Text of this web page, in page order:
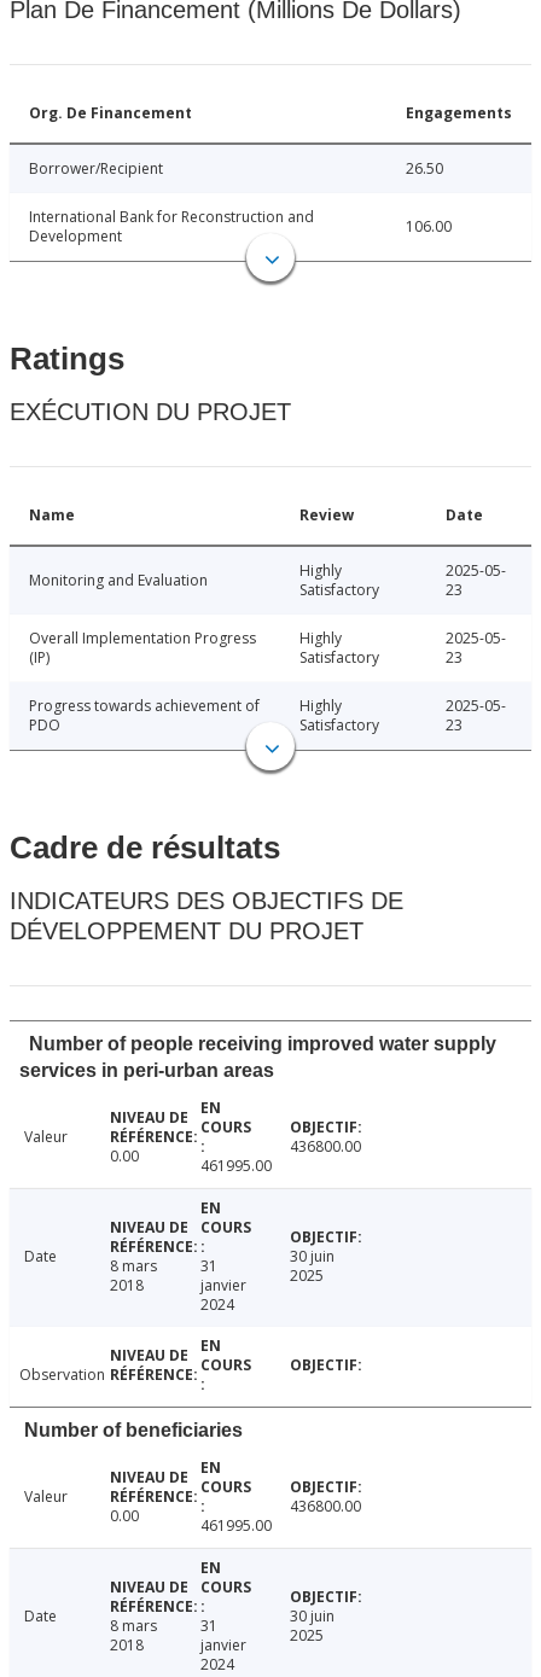
Plan De Financement (Millions De Dollars)
Org. De Financement Engagements
Borrower/Recipient 26.50
International Bank for Reconstruction and
Development
106.00
Ratings
EXÉCUTION DU PROJET
Name Review Date
Monitoring and Evaluation
Highly
Satisfactory
2025-05-
23
Overall Implementation Progress
(IP)
Highly
Satisfactory
2025-05-
23
Progress towards achievement of
PDO
Highly
Satisfactory
2025-05-
23
Cadre de résultats
INDICATEURS DES OBJECTIFS DE
DÉVELOPPEMENT DU PROJET
Number of people receiving improved water supply
services in peri-urban areas
Valeur
0.00
461995.00
436800.00
Date
8 mars
2018
31
janvier
2024
30 juin
2025
Observation
Number of beneficiaries
Valeur
0.00
461995.00
436800.00
Date
8 mars
2018
31
janvier
2024
30 juin
2025